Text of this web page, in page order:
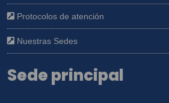
Protocolos de atención
Nuestras Sedes
Sede principal